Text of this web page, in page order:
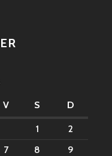
V S D
1
2
7 8
9